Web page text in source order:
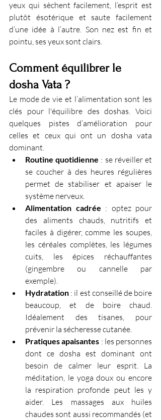
yeux qui sèchent facilement, l’esprit est
plutôt ésotérique et saute facilement
d’une idée à l’autre. Son nez est fin et
pointu, ses yeux sont clairs.
Comment équilibrer le
dosha Vata ?
Le mode de vie et l’alimentation sont les
clés pour l'équilibre des doshas. Voici
quelques pistes d’amélioration pour
celles et ceux qui ont un dosha vata
dominant.
Routine quotidienne : se réveiller et
se coucher à des heures régulières
permet de stabiliser et apaiser le
système nerveux.
Alimentation cadrée : optez pour
des aliments chauds, nutritifs et
faciles à digérer, comme les soupes,
les céréales complètes, les légumes
cuits, les épices réchauffantes
(gingembre ou cannelle par
exemple).
Hydratation : il est conseillé de boire
beaucoup, et de boire chaud.
Idéalement des tisanes, pour
prévenir la sécheresse cutanée.
Pratiques apaisantes : les personnes
dont ce dosha est dominant ont
besoin de calmer leur esprit. La
méditation, le yoga doux ou encore
la respiration profonde peut les y
aider. Les massages aux huiles
chaudes sont aussi recommandés (et